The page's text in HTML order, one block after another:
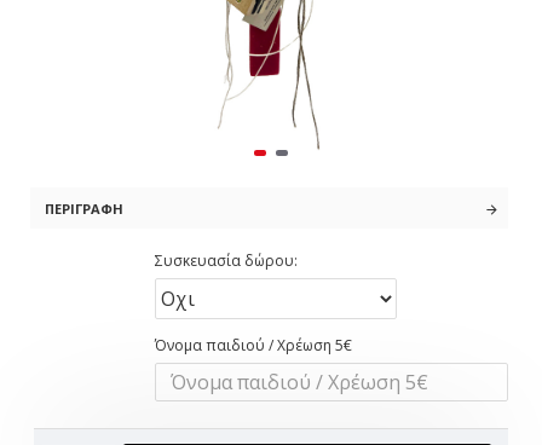
ΠΕΡΙΓΡΑΦΉ
Συσκευασία δώρου:
Όνομα παιδιού / Χρέωση 5€